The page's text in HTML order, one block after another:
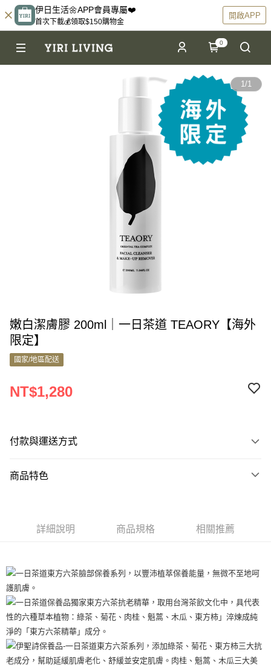
伊日生活🌼APP會員專屬❤️
首次下載💰領取$150購物金
開啟APP
0
1/1
嫩白潔膚膠 200ml｜一日茶道 TEAORY【海外
限定】
國家/地區配送
NT$1,280
付款與運送方式
信用卡一次付款
Google Pay
國際 / 海外配送 查看運費
商品特色
幫助抗老、美膚，使洗淨後的肌膚保持水分，更加嫩白細緻。
銷售重點
洗卸合一深層清潔妝容
詳細說明 商品規格 相關推薦